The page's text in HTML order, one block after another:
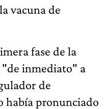
vacuna de
fase de la
"de inmediato" a
de
había pronunciado